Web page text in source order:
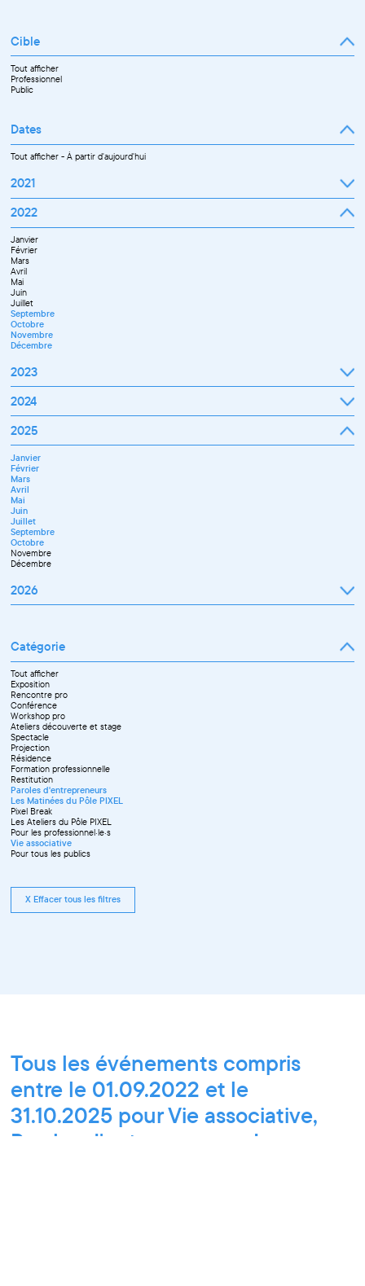
Cible
Tout afficher
Professionnel
Public
Dates
Tout afficher-À partir d'aujourd'hui
2021
Septembre
Novembre
Décembre
2022
Janvier
Février
Mars
Avril
Mai
Juin
Juillet
Septembre
Octobre
Novembre
Décembre
2023
Janvier
Février
Mars
Avril
Juin
Septembre
Octobre
Novembre
Décembre
2024
Janvier
Février
Mars
Avril
Mai
Juin
Juillet
Septembre
Novembre
Décembre
2025
Janvier
Février
Mars
Avril
Mai
Juin
Juillet
Septembre
Octobre
Novembre
Décembre
2026
Avril
Mai
Juin
Septembre
Octobre
Novembre
Catégorie
Tout afficher
Exposition
Rencontre pro
Conférence
Workshop pro
Ateliers découverte et stage
Spectacle
Projection
Résidence
Formation professionnelle
Restitution
Paroles d'entrepreneurs
Les Matinées du Pôle PIXEL
Pixel Break
Les Ateliers du Pôle PIXEL
Pour les professionnel·le·s
Vie associative
Pour tous les publics
X Effacer tous les filtres
Tous les événements compris
entre le 01.09.2022 et le
31.10.2025 pour Vie associative,
Paroles d'entrepreneurs, Les